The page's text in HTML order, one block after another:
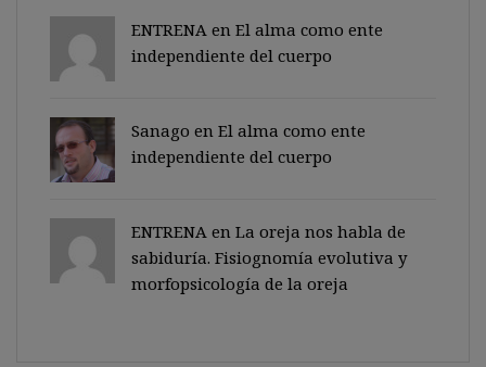
ENTRENA en El alma como ente
independiente del cuerpo
Sanago en El alma como ente
independiente del cuerpo
ENTRENA en La oreja nos habla de
sabiduría. Fisiognomía evolutiva y
morfopsicología de la oreja